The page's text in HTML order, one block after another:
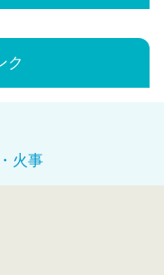
ク
火事